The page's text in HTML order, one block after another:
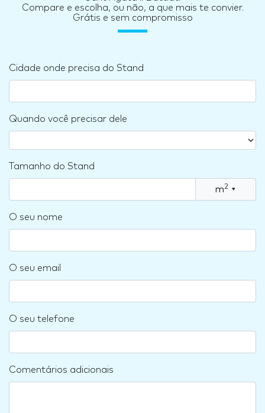
Compare e escolha, ou não, a que mais te convier.
Grátis e sem compromisso
Cidade onde precisa do Stand
Quando você precisar dele
Tamanho do Stand
m2 ▾
O seu nome
O seu email
O seu telefone
Comentários adicionais